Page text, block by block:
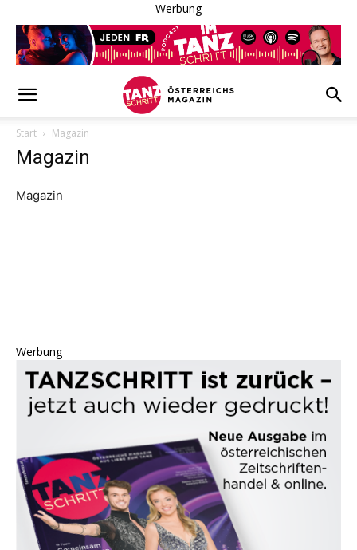
Werbung
Start Magazin
Magazin
Magazin
Werbung